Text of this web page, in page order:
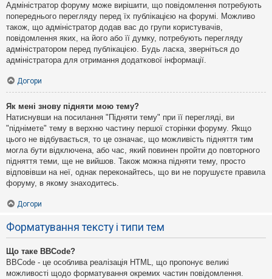
Адміністратор форуму може вирішити, що повідомлення потребують
попереднього перегляду перед їх публікацією на форумі. Можливо
також, що адміністратор додав вас до групи користувачів,
повідомлення яких, на його або її думку, потребують перегляду
адміністратором перед публікацією. Будь ласка, зверніться до
адміністратора для отримання додаткової інформації.
Догори
Як мені знову підняти мою тему?
Натиснувши на посилання "Підняти тему" при її перегляді, ви
"піднімете" тему в верхню частину першої сторінки форуму. Якщо
цього не відбувається, то це означає, що можливість підняття тим
могла бути відключена, або час, який повинен пройти до повторного
підняття теми, ще не вийшов. Також можна підняти тему, просто
відповівши на неї, однак переконайтесь, що ви не порушуєте правила
форуму, в якому знаходитесь.
Догори
Форматування тексту і типи тем
Що таке BBCode?
BBCode - це особлива реалізація HTML, що пропонує великі
можливості щодо форматування окремих частин повідомлення.